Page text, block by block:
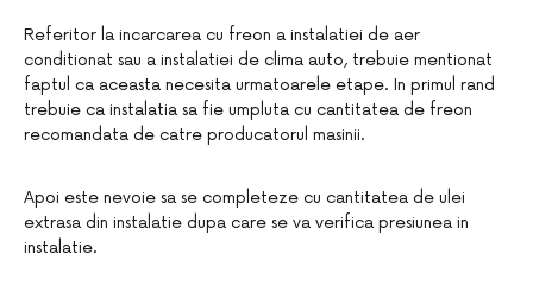
Referitor la incarcarea cu freon a instalatiei de aer
conditionat sau a instalatiei de clima auto, trebuie mentionat
faptul ca aceasta necesita urmatoarele etape. In primul rand
trebuie ca instalatia sa fie umpluta cu cantitatea de freon
recomandata de catre producatorul masinii.
Apoi este nevoie sa se completeze cu cantitatea de ulei
extrasa din instalatie dupa care se va verifica presiunea in
instalatie.